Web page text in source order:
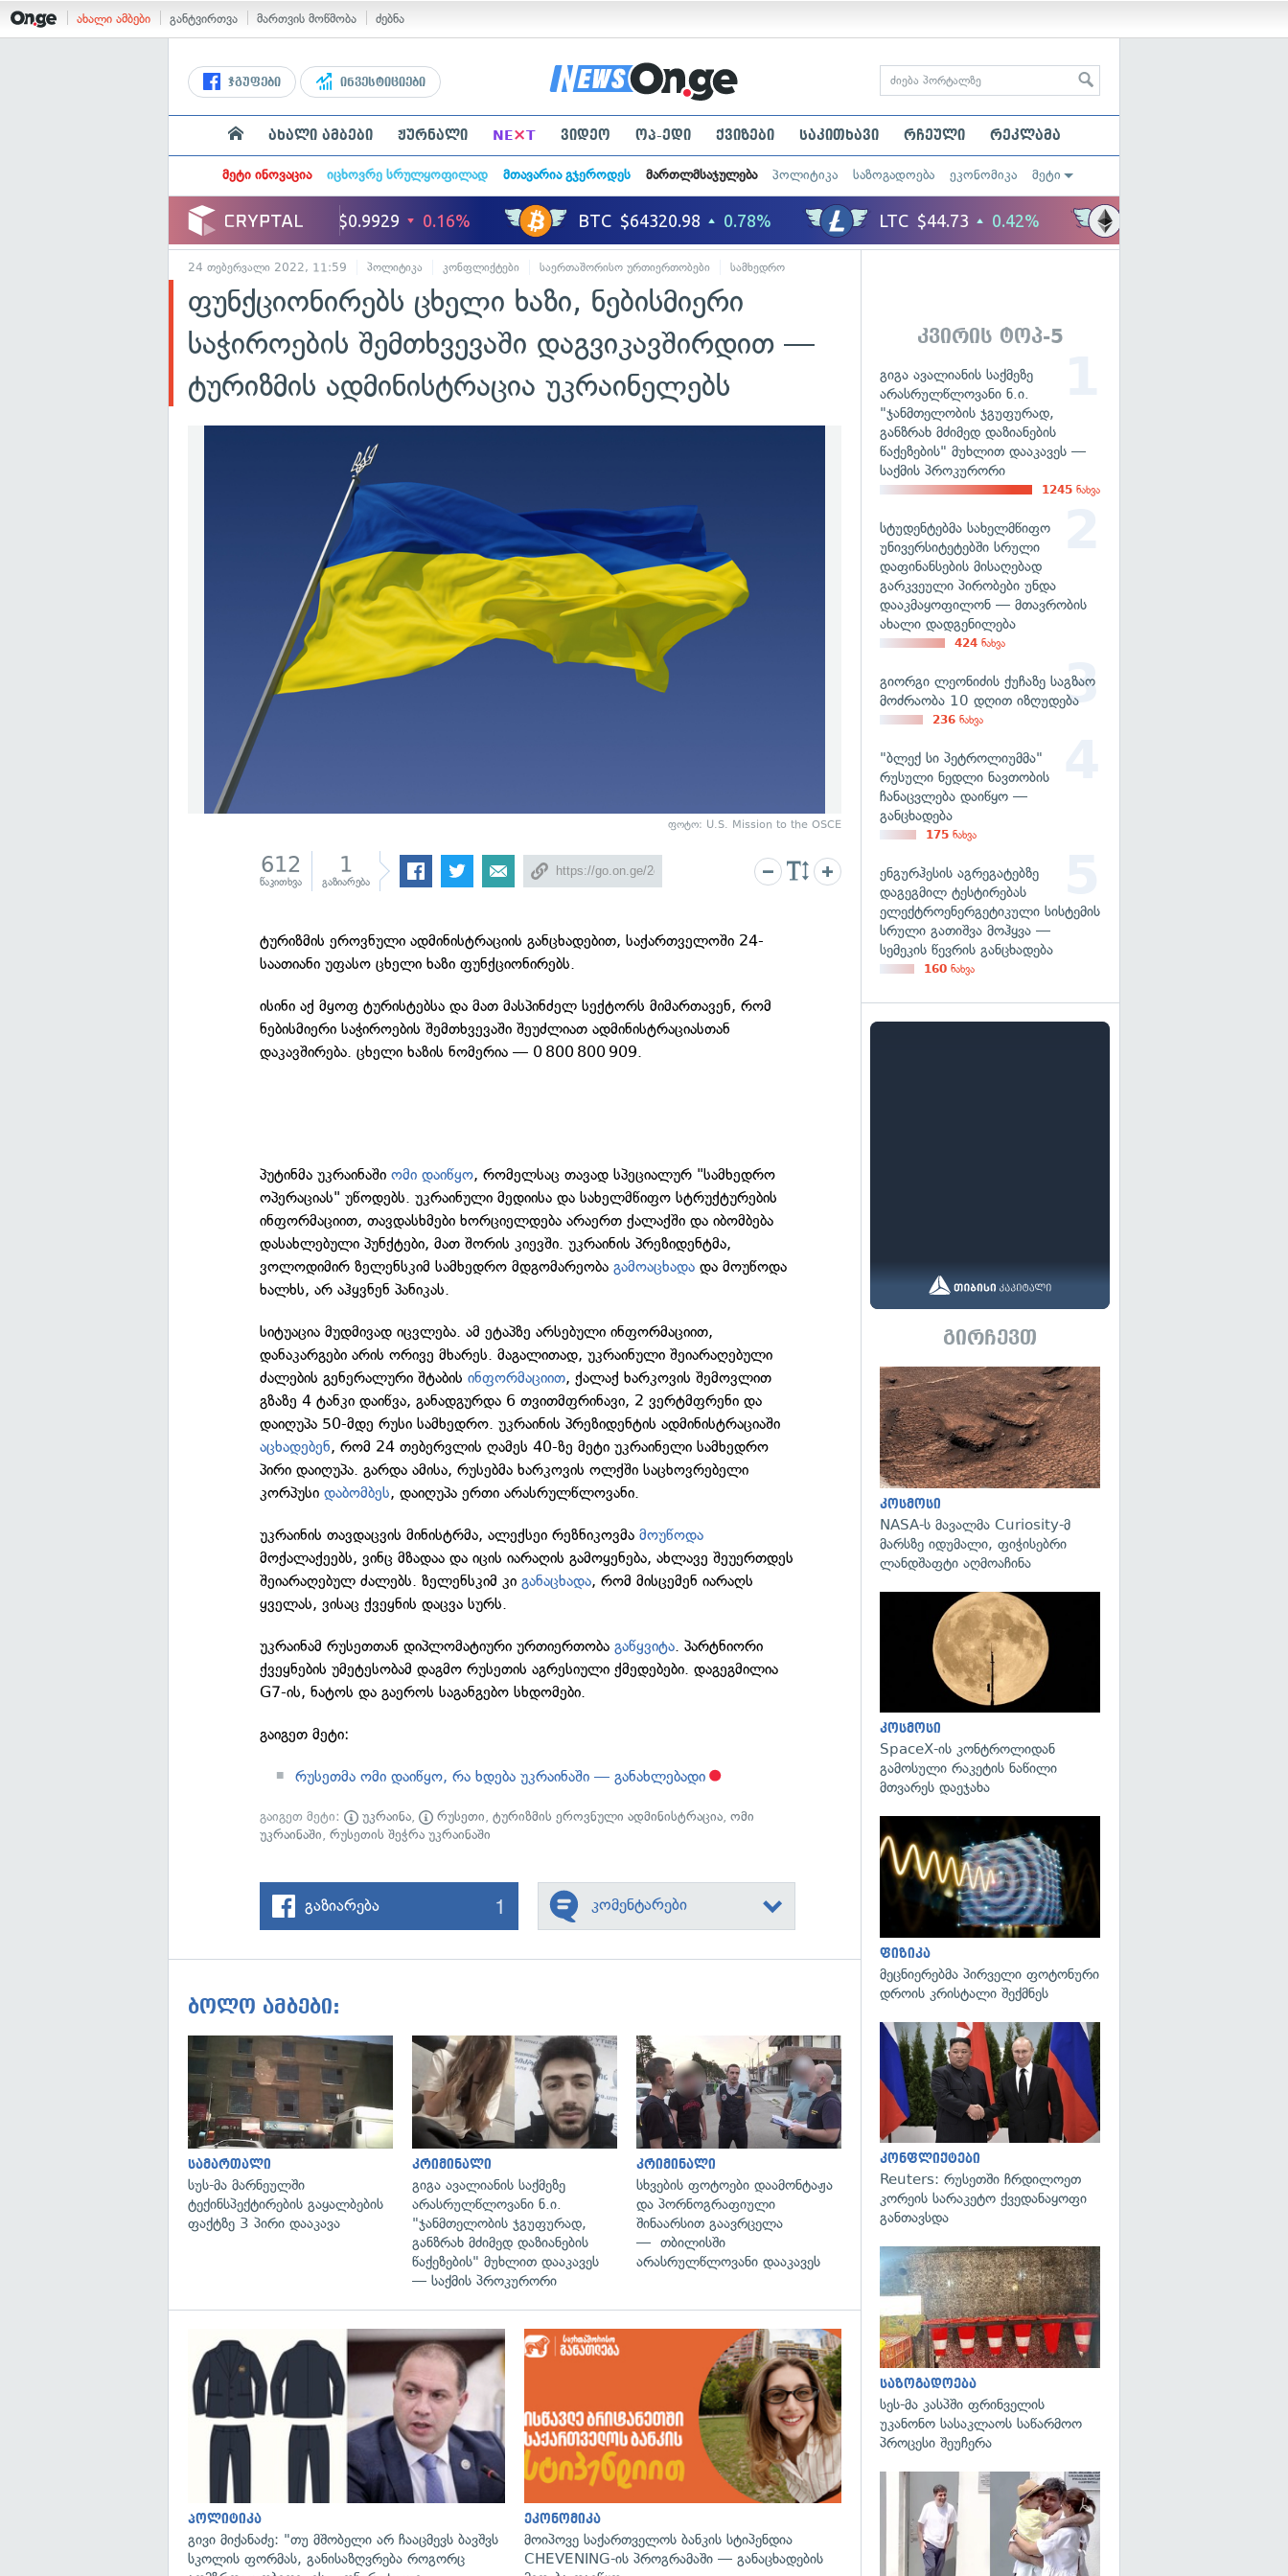
ახალი ამბები განტვირთვა მართვის მოწმობა ძებნა
ჯგუფები ინვესტიციები
ახალი ამბები ჟურნალი NE×T ვიდეო ოპ-ედი ქვიზები საკითხავი რჩეული რეკლამა
მეტი ინოვაცია იცხოვრე სრულყოფილად მთავარია გჯეროდეს მართლმსაჯულება პოლიტიკა საზოგადოება ეკონომიკა მეტი
24 თებერვალი 2022, 11:59 პოლიტიკა კონფლიქტები საერთაშორისო ურთიერთობები სამხედრო
ფუნქციონირებს ცხელი ხაზი, ნებისმიერი
საჭიროების შემთხვევაში დაგვიკავშირდით —
ტურიზმის ადმინისტრაცია უკრაინელებს
ფოტო: U.S. Mission to the OSCE
612
წაკითხვა
1
გაზიარება
ტურიზმის ეროვნული ადმინისტრაციის განცხადებით, საქართველოში 24-
საათიანი უფასო ცხელი ხაზი ფუნქციონირებს.
ისინი აქ მყოფ ტურისტებსა და მათ მასპინძელ სექტორს მიმართავენ, რომ
ნებისმიერი საჭიროების შემთხვევაში შეუძლიათ ადმინისტრაციასთან
დაკავშირება. ცხელი ხაზის ნომერია — 0 800 800 909.
პუტინმა უკრაინაშიომი დაიწყო, რომელსაც თავად სპეციალურ "სამხედრო
ოპერაციას" უწოდებს. უკრაინული მედიისა და სახელმწიფო სტრუქტურების
ინფორმაციით, თავდასხმები ხორციელდება არაერთ ქალაქში და იბომბება
დასახლებული პუნქტები, მათ შორის კიევში. უკრაინის პრეზიდენტმა,
ვოლოდიმირ ზელენსკიმ სამხედრო მდგომარეობაგამოაცხადა და მოუწოდა
ხალხს, არ აჰყვნენ პანიკას.
სიტუაცია მუდმივად იცვლება. ამ ეტაპზე არსებული ინფორმაციით,
დანაკარგები არის ორივე მხარეს. მაგალითად, უკრაინული შეიარაღებული
ძალების გენერალური შტაბისინფორმაციით, ქალაქ ხარკოვის შემოვლით
გზაზე 4 ტანკი დაიწვა, განადგურდა 6 თვითმფრინავი, 2 ვერტმფრენი და
დაიღუპა 50-მდე რუსი სამხედრო. უკრაინის პრეზიდენტის ადმინისტრაციაში
აცხადებენ, რომ 24 თებერვლის ღამეს 40-ზე მეტი უკრაინელი სამხედრო
პირი დაიღუპა. გარდა ამისა, რუსებმა ხარკოვის ოლქში საცხოვრებელი
კორპუსიდაბომბეს, დაიღუპა ერთი არასრულწლოვანი.
უკრაინის თავდაცვის მინისტრმა, ალექსეი რეზნიკოვმამოუწოდა
მოქალაქეებს, ვინც მზადაა და იცის იარაღის გამოყენება, ახლავე შეუერთდეს
შეიარაღებულ ძალებს. ზელენსკიმ კიგანაცხადა, რომ მისცემენ იარაღს
ყველას, ვისაც ქვეყნის დაცვა სურს.
უკრაინამ რუსეთთან დიპლომატიური ურთიერთობაგაწყვიტა. პარტნიორი
ქვეყნების უმეტესობამ დაგმო რუსეთის აგრესიული ქმედებები. დაგეგმილია
G7-ის, ნატოს და გაეროს საგანგებო სხდომები.
გაიგეთ მეტი:
რუსეთმა ომი დაიწყო, რა ხდება უკრაინაში — განახლებადი
გაიგეთ მეტი: უკრაინა, რუსეთი,ტურიზმის ეროვნული ადმინისტრაცია,ომი
უკრაინაში,რუსეთის შეჭრა უკრაინაში
გაზიარება 1 კომენტარები
ბოლო ამბები:
გადახედვა
სამართალი
სუს-მა მარნეულში
ტექინსპექტირების გაყალბების
ფაქტზე 3 პირი დააკავა
გადახედვა
კრიმინალი
გიგა ავალიანის საქმეზე
არასრულწლოვანი ნ.ი.
"ჯანმთელობის ჯგუფურად,
განზრახ მძიმედ დაზიანების
წაქეზების" მუხლით დააკავეს
— საქმის პროკურორი
გადახედვა
კრიმინალი
სხვების ფოტოები დაამონტაჟა
და პორნოგრაფიული
შინაარსით გაავრცელა
— თბილისში
არასრულწლოვანი დააკავეს
გადახედვა
პოლიტიკა
გივი მიქანაძე: "თუ მშობელი არ ჩააცმევს ბავშვს
სკოლის ფორმას, განისაზღვრება როგორც
ეკონომიკა
მოიპოვე საქართველოს ბანკის სტიპენდია
CHEVENING-ის პროგრამაში — განაცხადების
კვირის ტოპ-5
გიგა ავალიანის საქმეზე
არასრულწლოვანი ნ.ი.
"ჯანმთელობის ჯგუფურად,
განზრახ მძიმედ დაზიანების
წაქეზების" მუხლით დააკავეს —
საქმის პროკურორი
1245 ნახვა
სტუდენტებმა სახელმწიფო
უნივერსიტეტებში სრული
დაფინანსების მისაღებად
გარკვეული პირობები უნდა
დააკმაყოფილონ — მთავრობის
ახალი დადგენილება
424 ნახვა
გიორგი ლეონიძის ქუჩაზე საგზაო
მოძრაობა 10 დღით იზღუდება
236 ნახვა
"ბლექ სი პეტროლიუმმა"
რუსული ნედლი ნავთობის
ჩანაცვლება დაიწყო —
განცხადება
175 ნახვა
ენგურჰესის აგრეგატებზე
დაგეგმილ ტესტირებას
ელექტროენერგეტიკული სისტემის
სრული გათიშვა მოჰყვა —
სემეკის წევრის განცხადება
160 ნახვა
გირჩევთ
კოსმოსი
NASA-ს მავალმა Curiosity-მ
მარსზე იდუმალი, ფიჭისებრი
ლანდშაფტი აღმოაჩინა
კოსმოსი
SpaceX-ის კონტროლიდან
გამოსული რაკეტის ნაწილი
მთვარეს დაეჯახა
ფიზიკა
მეცნიერებმა პირველი ფოტონური
დროის კრისტალი შექმნეს
კონფლიქტები
Reuters: რუსეთში ჩრდილოეთ
კორეის სარაკეტო ქვედანაყოფი
განთავსდა
საზოგადოება
სეს-მა კასპში ფრინველის
უკანონო სასაკლაოს საწარმოო
პროცესი შეუჩერა